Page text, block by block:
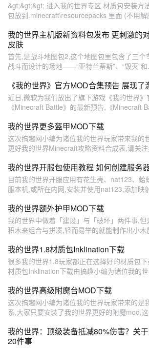
&gt;&gt;&gt; 进入我的世界专区 材质包安装方
包放到.minecraft\resourcepacks 里面 (不用
我的世界主机版新资料包发布 更刺激的
皮肤
首先,是战斗地图包2,这个地图包里包含了三个
战斗而设计的场地——“亚特兰蒂斯”、“毁灭”和
《我的世界》官方MOD合集预告 展现
近日,微软为我们放出了旗下游戏《我的世界
《Minecraft Battle》的最新预告,《Minecraft
我的世界更多盔甲MOD下载
这次搞趣网小编为诸位我的世界玩家带来我的
更好我的世界Minecraft攻略资料合成表,请关
我的世界开服包使用教程 如何创建服务
目前我的世界开服应用有花生壳、nat123、蛤
服本机,或所在内网,安装并使用nat123,添加映
我的世界额外护甲MOD下载
我的世界中做着「建设」与「破坏」两件事,
积木来组合与拼凑,轻而易举的就能制作出小木
我的世界1.8材质包Inklination下载
很多我的世界1.8玩家都正在选择好的材质包
材质包Inklination下载由搞趣小编为诸位我的
我的世界高级附魔台MOD下载
这次搞趣网小编为诸位我的世界玩家带来的是
系,大家只要安装了我的世界更好的附魔mod,
我的世界：顶级装备抵减80%伤害？关
20件事